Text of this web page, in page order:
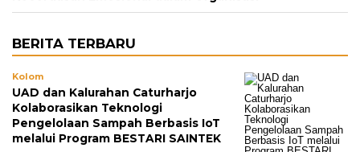
BERITA TERBARU
Kolom
UAD dan Kalurahan Caturharjo
Kolaborasikan Teknologi
Pengelolaan Sampah Berbasis IoT
melalui Program BESTARI SAINTEK